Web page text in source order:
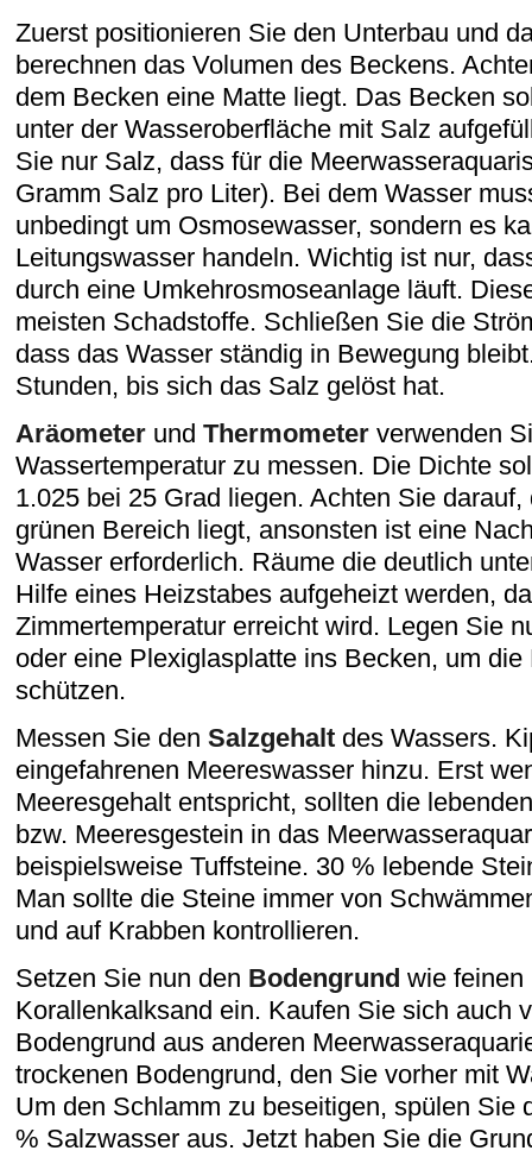
Zuerst positionieren Sie den Unterbau und
berechnen das Volumen des Beckens.
dem Becken eine Matte liegt. Das Becken
unter der Wasseroberfläche mit Salz
Sie nur Salz, dass für die
Gramm Salz pro Liter). Bei dem Wasser
unbedingt um Osmosewasser, sondern es
Leitungswasser handeln. Wichtig ist nur,
durch eine Umkehrosmoseanlage läuft.
meisten Schadstoffe. Schließen Sie die
dass das Wasser ständig in Bewegung
Stunden, bis sich das Salz gelöst hat.
Aräometer und Thermometer verwenden
Wassertemperatur zu messen. Die Dichte
1.025 bei 25 Grad liegen. Achten Sie
grünen Bereich liegt, ansonsten ist eine
Wasser erforderlich. Räume die deutlich
Hilfe eines Heizstabes aufgeheizt werden,
Zimmertemperatur erreicht wird. Legen Sie
oder eine Plexiglasplatte ins Becken, um
schützen.
Messen Sie den Salzgehalt des Wassers.
eingefahrenen Meereswasser hinzu. Erst
Meeresgehalt entspricht, sollten die
bzw. Meeresgestein in das
beispielsweise Tuffsteine. 30 % lebende
Man sollte die Steine immer von
und auf Krabben kontrollieren.
Setzen Sie nun den Bodengrund wie feinen
Korallenkalksand ein. Kaufen Sie sich auch
Bodengrund aus anderen
trockenen Bodengrund, den Sie vorher mit
Um den Schlamm zu beseitigen, spülen Sie
% Salzwasser aus. Jetzt haben Sie die